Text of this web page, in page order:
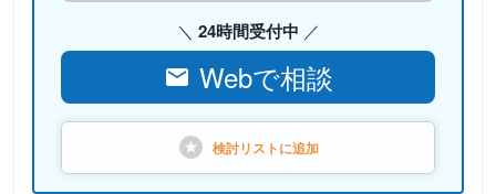
24時間受付中
Webで相談
検討リストに追加